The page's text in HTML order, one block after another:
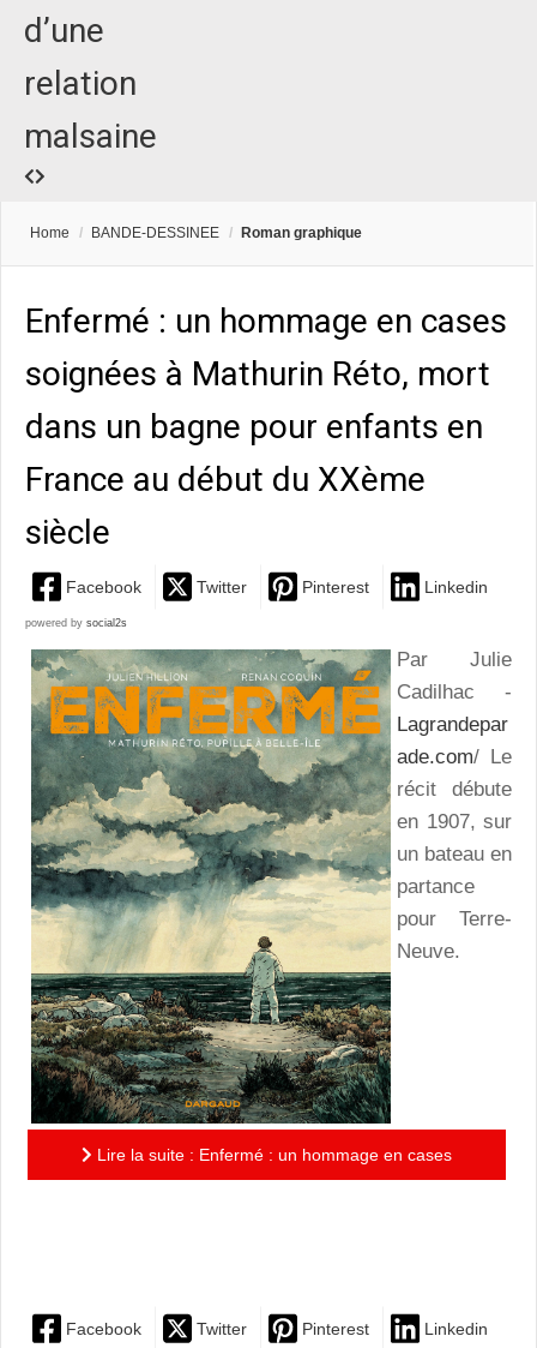
d’une
relation
malsaine
Home / BANDE-DESSINEE / Roman graphique
Enfermé : un hommage en cases
soignées à Mathurin Réto, mort
dans un bagne pour enfants en
France au début du XXème
siècle
Facebook Twitter Pinterest Linkedin
powered by social2s
Par Julie
Cadilhac -
Lagrandepar
ade.com/ Le
récit débute
en 1907, sur
un bateau en
partance
pour Terre-
Neuve.
Lire la suite : Enfermé : un hommage en cases
Facebook Twitter Pinterest Linkedin